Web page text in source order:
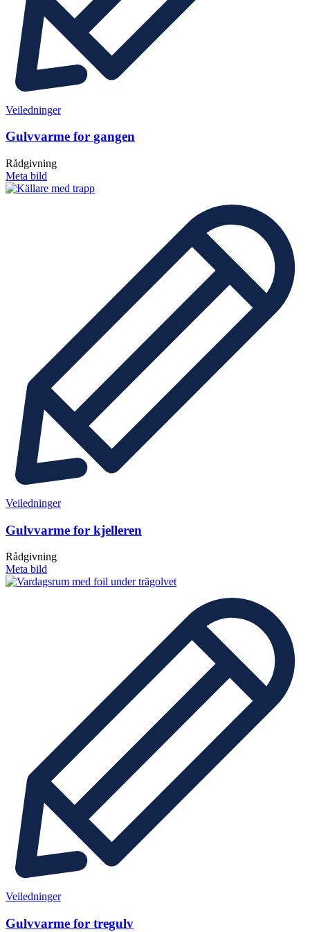
Veiledninger
Gulvvarme for gangen
Rådgivning
Meta bild
Veiledninger
Gulvvarme for kjelleren
Rådgivning
Meta bild
Veiledninger
Gulvvarme for tregulv